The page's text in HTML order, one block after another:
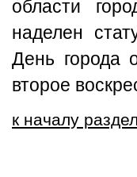
области
наделен
День города
второе
к началу